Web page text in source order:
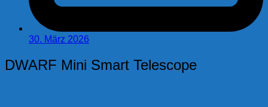
30. März 2026
DWARF Mini Smart Telescope